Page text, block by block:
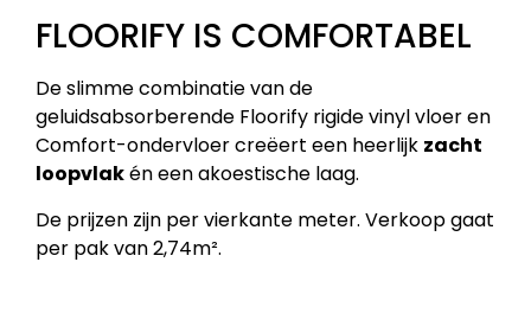
FLOORIFY IS COMFORTABEL
De slimme combinatie van de
geluidsabsorberende Floorify rigide vinyl vloer en
Comfort-ondervloer creëert een heerlijk zacht
loopvlakén een akoestische laag.
De prijzen zijn per vierkante meter. Verkoop gaat
per pak van 2,74m².